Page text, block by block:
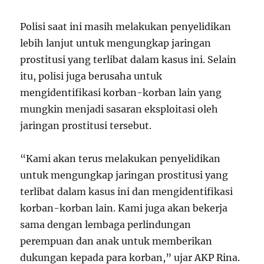
Polisi saat ini masih melakukan penyelidikan
lebih lanjut untuk mengungkap jaringan
prostitusi yang terlibat dalam kasus ini. Selain
itu, polisi juga berusaha untuk
mengidentifikasi korban-korban lain yang
mungkin menjadi sasaran eksploitasi oleh
jaringan prostitusi tersebut.
“Kami akan terus melakukan penyelidikan
untuk mengungkap jaringan prostitusi yang
terlibat dalam kasus ini dan mengidentifikasi
korban-korban lain. Kami juga akan bekerja
sama dengan lembaga perlindungan
perempuan dan anak untuk memberikan
dukungan kepada para korban,” ujar AKP Rina.